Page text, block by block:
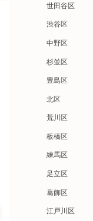
世田谷区
渋谷区
中野区
杉並区
豊島区
北区
荒川区
板橋区
練馬区
足立区
葛飾区
江戸川区